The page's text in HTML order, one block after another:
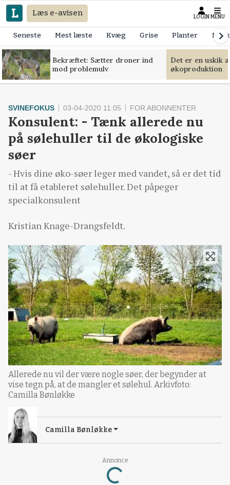
Læs e-avisen LOGIN MENU
Seneste Mest læste Kvæg Grise Planter
Bekræftet: Sætter droner ind
mod problemulv
Det er en uskik
økoproduktion
Annonce
Loading...
SVINEFOKUS 03-04-2020 11:05 FOR ABONNENTER
Konsulent: - Tænk allerede nu
på sølehuller til de økologiske
søer
- Hvis dine øko-søer leger med vandet, så er det tid
til at få etableret sølehuller. Det påpeger
specialkonsulent
Kristian Knage-Drangsfeldt.
Allerede nu vil der være nogle søer, der begynder at
vise tegn på, at de mangler et sølehul. Arkivfoto:
Camilla Bønløkke
Camilla Bønløkke